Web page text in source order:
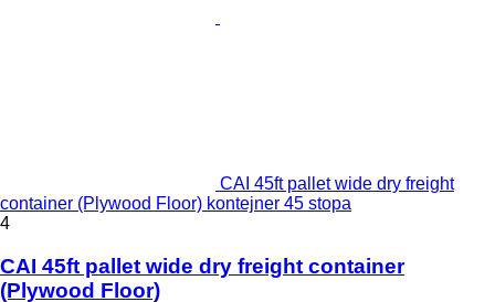
CAI 45ft pallet wide dry freight
container (Plywood Floor) kontejner 45 stopa
4
CAI 45ft pallet wide dry freight container
(Plywood Floor)